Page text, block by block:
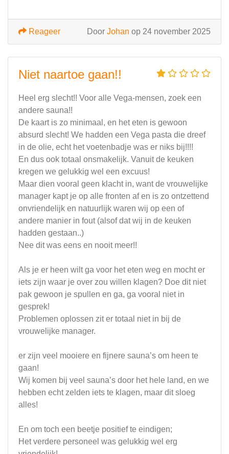
Door Johan op 24 november 2025
Reageer
Niet naartoe gaan!!
Heel erg slecht!! Voor alle Vega-mensen, zoek een
andere sauna!!
De kaart is zo minimaal, en het eten is gewoon
absurd slecht! We hadden een Vega pasta die dreef
in de olie, echt het voetenbadje was er niks bij!!!!
En dus ook totaal onsmakelijk. Vanuit de keuken
kregen we gelukkig wel een excuus!
Maar dien vooral geen klacht in, want de vrouwelijke
manager kapt je op alle fronten af en is zo ontzettend
onvriendelijk en natuurlijk waren wij op een of
andere manier in fout (alsof dat wij in de keuken
hadden gestaan..)
Nee dit was eens en nooit meer!!
Als je er heen wilt ga voor het eten weg en mocht er
iets zijn waar je over zou willen klagen? Doe dit niet
pak gewoon je spullen en ga, ga vooral niet in
gesprek!
Problemen oplossen zit er totaal niet in bij de
vrouwelijke manager.
er zijn veel mooiere en fijnere sauna’s om heen te
gaan!
Wij komen bij veel sauna’s door het hele land, en we
hebben echt zelden iets te klagen, maar dit sloeg
alles!
En om toch een beetje positief te eindigen;
Het verdere personeel was gelukkig wel erg